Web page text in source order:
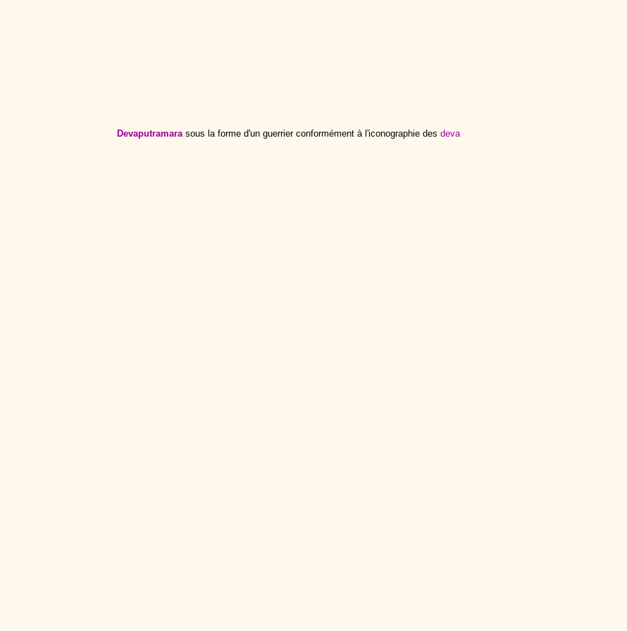
Devaputramara sous la forme d'un guerrier conformément à l'iconographie des deva